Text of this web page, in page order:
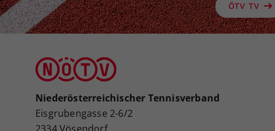
ÖTV TV
Niederösterreichischer Tennisverband
Eisgrubengasse 2-6/2